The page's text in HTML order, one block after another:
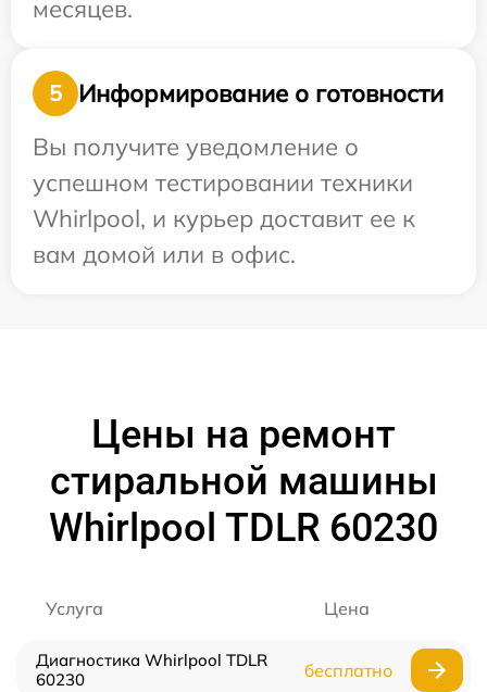
месяцев.
5
Информирование о готовности
Вы получите уведомление о
успешном тестировании техники
Whirlpool, и курьер доставит ее к
вам домой или в офис.
Цены на ремонт
стиральной машины
Whirlpool TDLR 60230
Услуга Цена
Диагностика Whirlpool TDLR
60230
бесплатно